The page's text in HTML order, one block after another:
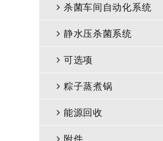
杀菌车间自动化系统
（ABRS）
静水压杀菌系统
可选项
粽子蒸煮锅
能源回收